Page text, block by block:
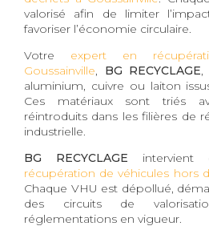
valorisé afin de limiter
favoriser l’économie circulaire.
Votre expert en
Goussainville, BG RECYCLAGE,
aluminium, cuivre ou laiton
Ces matériaux sont triés
réintroduits dans les filières de
industrielle.
BG RECYCLAGE intervient
récupération de véhicules hors
Chaque VHU est dépollué,
des circuits de
réglementations en vigueur.